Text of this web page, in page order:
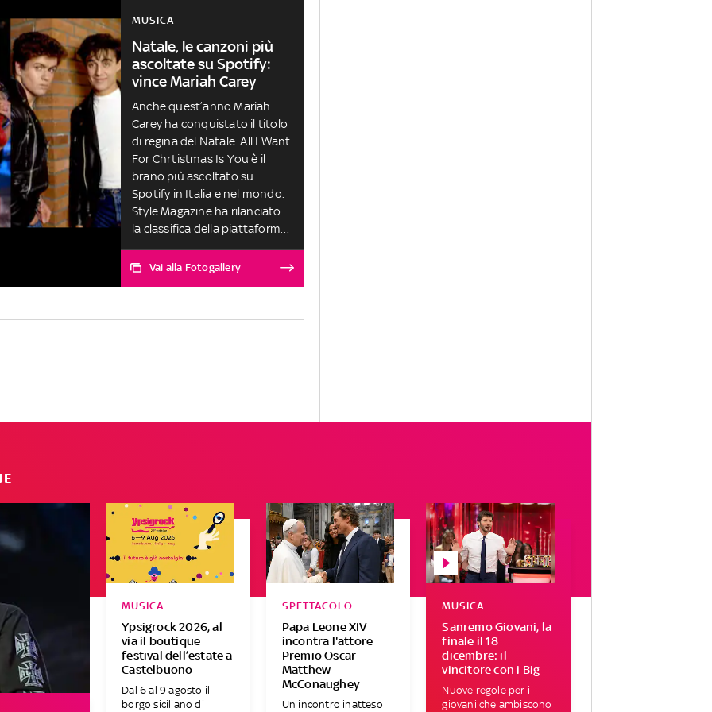
MUSICA
Natale, le canzoni più
ascoltate su Spotify:
vince Mariah Carey
Anche quest’anno Mariah
Carey ha conquistato il titolo
di regina del Natale. All I Want
For Chrtistmas Is You è il
brano più ascoltato su
Spotify in Italia e nel mondo.
Style Magazine ha rilanciato
la classifica della piattaforma
di streaming svedese
Vai alla Fotogallery
Ypsigrock 2026, al
via il boutique
festival dell’estate a
Castelbuono
MUSICA
Dal 6 al 9 agosto il
borgo siciliano di
Papa Leone XIV
incontra l'attore
Premio Oscar
Matthew
McConaughey
SPETTACOLO
Un incontro inatteso
Sanremo Giovani, la
finale il 18
dicembre: il
vincitore con i Big
MUSICA
Nuove regole per i
giovani che ambiscono